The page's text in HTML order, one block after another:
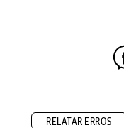
RELATAR ERROS